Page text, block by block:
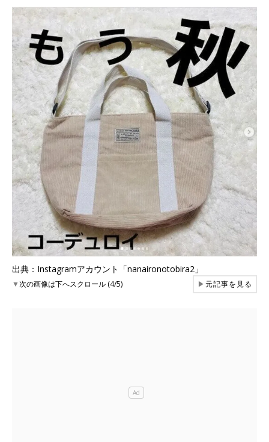
出典：Instagramアカウント「nanaironotobira2」
▼次の画像は下へスクロール (4/5) ▶元記事を見る